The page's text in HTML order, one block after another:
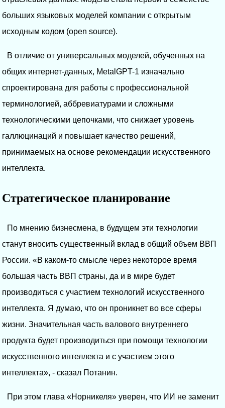
больших языковых моделей компании с открытым
исходным кодом (open source).
В отличие от универсальных моделей, обученных на
общих интернет-данных, MetalGPT-1 изначально
спроектирована для работы с профессиональной
терминологией, аббревиатурами и сложными
технологическими цепочками, что снижает уровень
галлюцинаций и повышает качество решений,
принимаемых на основе рекомендации искусственного
интеллекта.
Стратегическое планирование
По мнению бизнесмена, в будущем эти технологии
станут вносить существенный вклад в общий объем ВВП
России. «В каком-то смысле через некоторое время
большая часть ВВП страны, да и в мире будет
производиться с участием технологий искусственного
интеллекта. Я думаю, что он проникнет во все сферы
жизни. Значительная часть валового внутреннего
продукта будет производиться при помощи технологии
искусственного интеллекта и с участием этого
интеллекта», - сказал Потанин.
При этом глава «Норникеля» уверен, что ИИ не заменит